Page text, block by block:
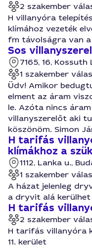
2 szakember
H villanyóra
klímához vezeték
fm távolságra van
Sos
7165, 16,
1 szakember
Üdv! Amikor
elment az áram
le. Azóta nincs
villanyszerelőt aki
köszönöm. Simon
H tarifás
klímákhoz a
1112, Lanka u.,
1 szakember
A házat jelenleg
a dryvit alá kerülhet
H tarifás
2 szakember
H tarifás villanyóra
11. kerület